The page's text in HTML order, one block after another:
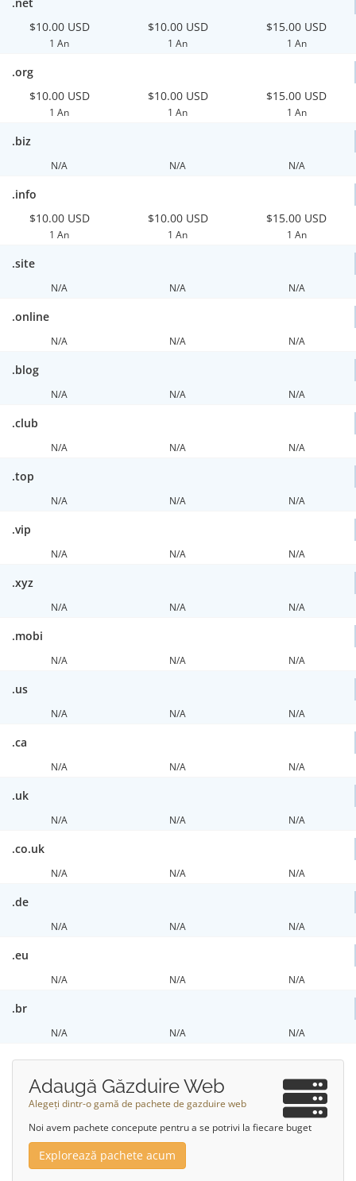
$10.00 USD
1 An
$10.00 USD
1 An
$15.00 USD
1 An
.org
$10.00 USD
1 An
$10.00 USD
1 An
$15.00 USD
1 An
.biz
N/A N/A N/A
.info
$10.00 USD
1 An
$10.00 USD
1 An
$15.00 USD
1 An
.site
N/A N/A N/A
.online
N/A N/A N/A
.blog
N/A N/A N/A
.club
N/A N/A N/A
.top
N/A N/A N/A
.vip
N/A N/A N/A
.xyz
N/A N/A N/A
.mobi
N/A N/A N/A
.us
N/A N/A N/A
.ca
N/A N/A N/A
.uk
N/A N/A N/A
.co.uk
N/A N/A N/A
.de
N/A N/A N/A
.eu
N/A N/A N/A
.br
N/A N/A N/A
Adaugă Găzduire Web
Alegeți dintr-o gamă de pachete de gazduire web
Noi avem pachete concepute pentru a se potrivi la fiecare buget
Explorează pachete acum